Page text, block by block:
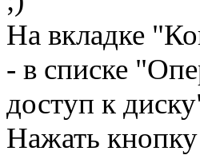
На вкладке
- в списке
доступ к
Нажать